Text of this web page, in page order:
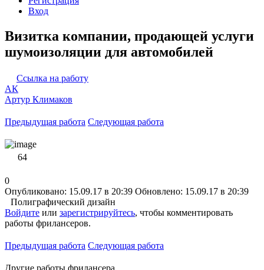
Вход
Визитка компании, продающей услуги
шумоизоляции для автомобилей
Ссылка на работу
АК
Артур Климаков
Предыдущая работа Следующая работа
64
0
Опубликовано: 15.09.17 в 20:39 Обновлено: 15.09.17 в 20:39
Полиграфический дизайн
Войдите или зарегистрируйтесь, чтобы комментировать
работы фрилансеров.
Предыдущая работа Следующая работа
Другие работы фрилансера